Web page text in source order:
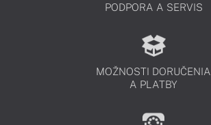
PODPORA A SERVIS
MOŽNOSTI DORUČENIA
A PLATBY